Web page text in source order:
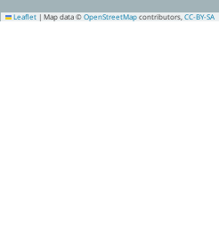
Leaflet | Map data © OpenStreetMap contributors, CC-BY-SA